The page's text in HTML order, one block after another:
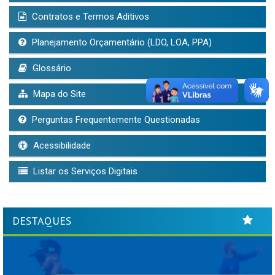
Contratos e Termos Aditivos
Planejamento Orçamentário (LDO, LOA, PPA)
Glossário
Mapa do Site
Perguntas Frequentemente Questionadas
Acessibilidade
Listar os Serviços Digitais
DESTAQUES